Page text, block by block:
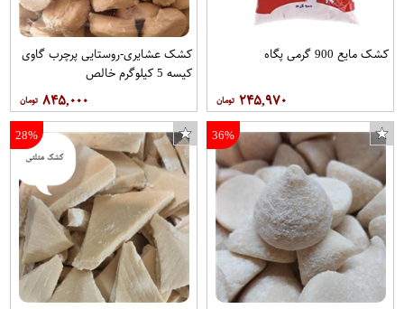
کشک مایع 900 گرمی پگاه
۲۴۵,۹۷۰
کشک عشایری-روستایی پرچرب گاوی
کیسه 5 کیلوگرم خالص
۸۴۵,۰۰۰
36%
28%